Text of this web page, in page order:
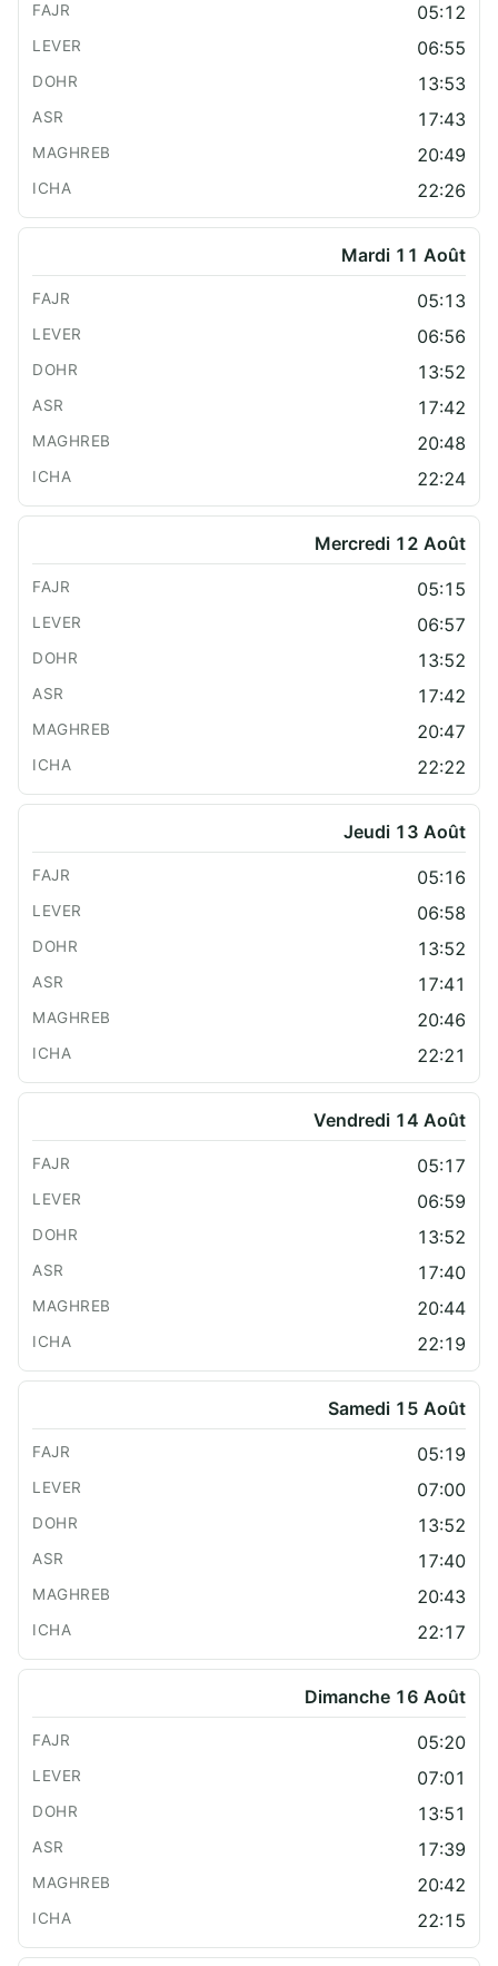
05:12
06:55
13:53
17:43
20:49
22:26
Mardi 11 Août
05:13
06:56
13:52
17:42
20:48
22:24
Mercredi 12 Août
05:15
06:57
13:52
17:42
20:47
22:22
Jeudi 13 Août
05:16
06:58
13:52
17:41
20:46
22:21
Vendredi 14 Août
05:17
06:59
13:52
17:40
20:44
22:19
Samedi 15 Août
05:19
07:00
13:52
17:40
20:43
22:17
Dimanche 16 Août
05:20
07:01
13:51
17:39
20:42
22:15